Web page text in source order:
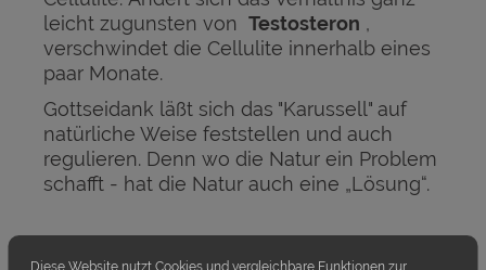
leicht zugunsten von Testosteron ,
verschwindet die Cellulite innerhalb eines
paar Monate.
Gottseidank läßt sich das "Karussell" auf
natürliche Weise feststellen und auch
regulieren. Denn wo die Natur ein Problem
schafft - hat die Natur auch eine „Lösung“.
ACHTUNG:
Diese Website nutzt Cookies und vergleichbare Funktionen zur